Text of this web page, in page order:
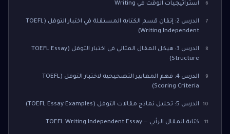
6 استراتيجيات الوقت في Writing
7
الدرس 2: إتقان قسم الكتابة المستقلة في اختبار التوفل (TOEFL
Writing Independent)
8
الدرس 3: هيكل المقال المثالي في اختبار التوفل (TOEFL Essay
Structure)
9
الدرس 4: فهم المعايير التصحيحية لاختبار التوفل (TOEFL
Scoring Criteria)
10 الدرس 5: تحليل نماذج مقالات التوفل (TOEFL Essay Examples)
11 كتابة المقال الرأيي — TOEFL Writing Independent Essay